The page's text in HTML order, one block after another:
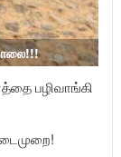
பழிவாங்கி